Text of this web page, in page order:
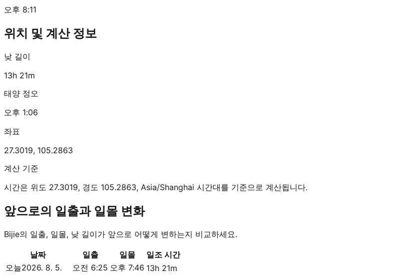
오후 8:11
위치 및 계산 정보
낮 길이
13h 21m
태양 정오
오후 1:06
좌표
27.3019, 105.2863
계산 기준
시간은 위도 27.3019, 경도 105.2863, Asia/Shanghai 시간대를 기준으로 계산됩니다.
앞으로의 일출과 일몰 변화
Bijie의 일출, 일몰, 낮 길이가 앞으로 어떻게 변하는지 비교하세요.
날짜 일출 일몰
일조 시간
오늘2026. 8. 5. 오전 6:25 오후 7:46 13h 21m